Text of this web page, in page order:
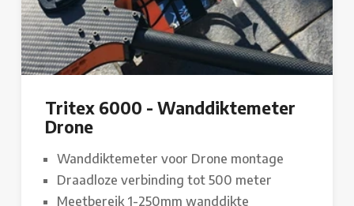
Tritex 6000 - Wanddiktemeter
Drone
Wanddiktemeter voor Drone montage
Draadloze verbinding tot 500 meter
Meetbereik 1-250mm wanddikte